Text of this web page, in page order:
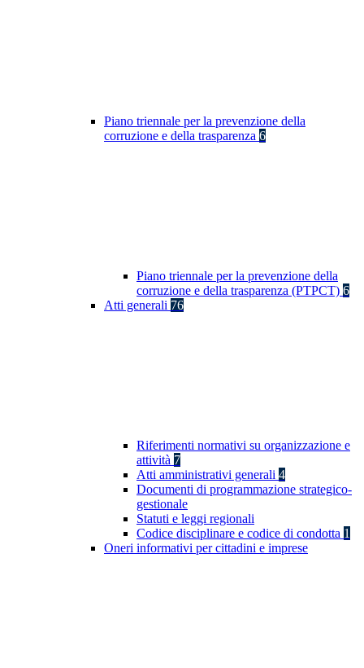
Piano triennale per la prevenzione della
corruzione e della trasparenza 6
Piano triennale per la prevenzione della
corruzione e della trasparenza (PTPCT) 6
Atti generali 76
Riferimenti normativi su organizzazione e
attività 7
Atti amministrativi generali 4
Documenti di programmazione strategico-
gestionale
Statuti e leggi regionali
Codice disciplinare e codice di condotta 1
Oneri informativi per cittadini e imprese